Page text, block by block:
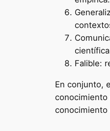
Falible:
En conjunto,
conocimiento
conocimiento